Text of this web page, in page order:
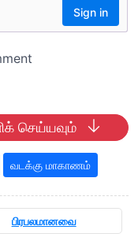
செய்யவும்
வடக்கு மாகாணம்
பிரபலமானவை